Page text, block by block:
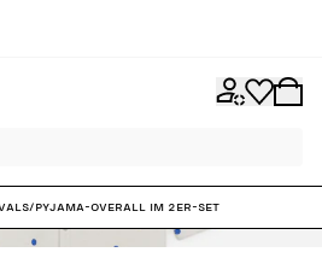
/Pyjama-Overall im 2er-Set